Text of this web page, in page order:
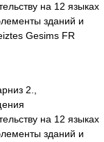
на 12 языках
зданий и
Gesims FR
2.,
на 12 языках
зданий и